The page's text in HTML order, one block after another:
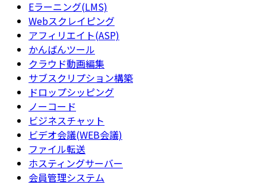
Eラーニング(LMS)
Webスクレイピング
アフィリエイト(ASP)
かんばんツール
クラウド動画編集
サブスクリプション構築
ドロップシッピング
ノーコード
ビジネスチャット
ビデオ会議(WEB会議)
ファイル転送
ホスティングサーバー
会員管理システム